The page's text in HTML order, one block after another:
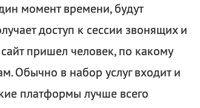
момент времени, будут
доступ к сессии звонящих и
пришел человек, по какому
Обычно в набор услуг входит и
платформы лучше всего